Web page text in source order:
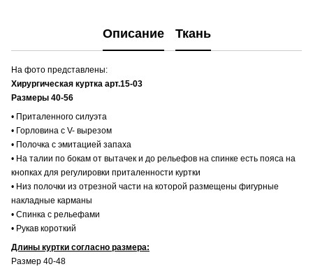
Описание Ткань
На фото представлены:
Хирургическая куртка арт.15-03
Размеры 40-56
• Приталенного силуэта
• Горловина с V- вырезом
• Полочка с эмитацией запаха
• На талии по бокам от вытачек и до рельефов на спинке есть пояса на
кнопках для регулировки приталенности куртки
• Низ полочки из отрезной части на которой размещены фигурные
накладные карманы
• Спинка с рельефами
• Рукав короткий
Длины куртки согласно размера:
Размер 40-48